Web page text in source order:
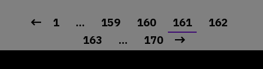
1 … 159 160 161
162
163
… 170